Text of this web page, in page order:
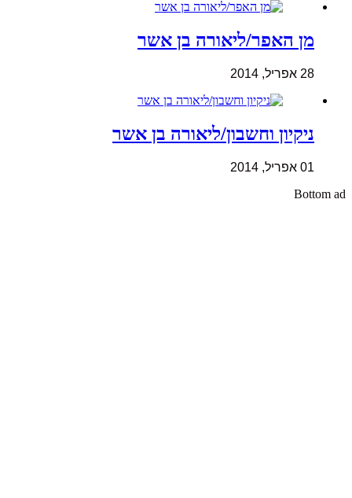
מן האפר/ליאורה בן אשר
28 אפריל, 2014
ניקיון וחשבון/ליאורה בן אשר
01 אפריל, 2014
Bottom ad